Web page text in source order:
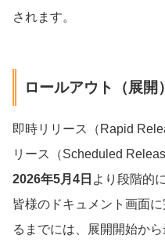
されます。
ロールアウト（展開
即時リリース（Rapid
リース（Scheduled
2026年5月4日 より段階的
皆様のドキュメント画面
るまでには、展開開始か